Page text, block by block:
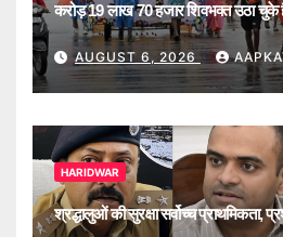
करोड़ 19 लाख 70 हजार शिवभक्त उठा चुके
AUGUST 6, 2026
HARIDWAR
श्रद्धालुओं की सुरक्षा सर्वोच्च प्राथमिकता,